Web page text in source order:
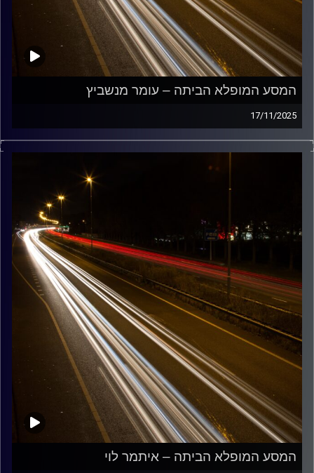
המסע המופלא הביתה – עומר מנשביץ
17/11/2025
מוזיקה שתלווה אותנו אחרי יום עבודה ארוך ותחזיר אותנו
הביתה בשלום עם עומר מנשביץ
קרדיט תמונות:
המסע המופלא הביתה – איתמר לוי